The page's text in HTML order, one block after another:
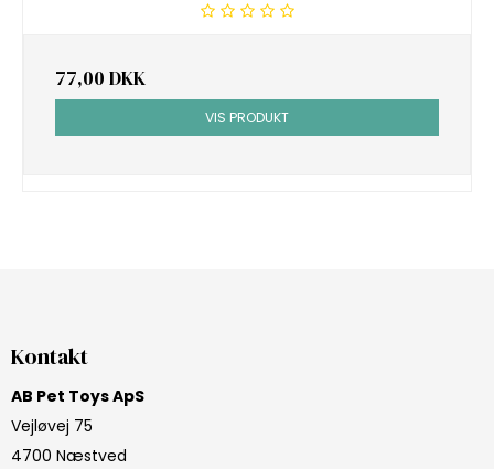
77,00 DKK
VIS PRODUKT
Kontakt
AB Pet Toys ApS
Vejløvej 75
4700 Næstved